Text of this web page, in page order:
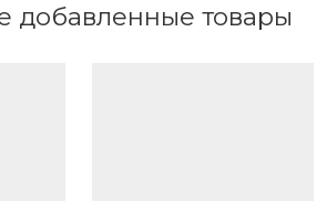
добавленные товары